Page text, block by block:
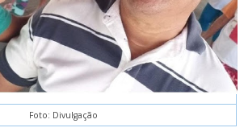
Foto: Divulgação